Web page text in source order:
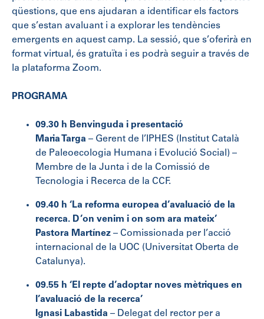
qüestions, que ens ajudaran a identificar els factors
que s’estan avaluant i a explorar les tendències
emergents en aquest camp. La sessió, que s’oferirà en
format virtual, és gratuïta i es podrà seguir a través de
la plataforma Zoom.
PROGRAMA
09.30 h Benvinguda i presentació
Maria Targa – Gerent de l’IPHES (Institut Català
de Paleoecologia Humana i Evolució Social) –
Membre de la Junta i de la Comissió de
Tecnologia i Recerca de la CCF.
09.40 h ‘La reforma europea d’avaluació de la
recerca. D’on venim i on som ara mateix’
Pastora Martínez – Comissionada per l’acció
internacional de la UOC (Universitat Oberta de
Catalunya).
09.55 h ‘El repte d’adoptar noves mètriques en
l’avaluació de la recerca’
Ignasi Labastida – Delegat del rector per a